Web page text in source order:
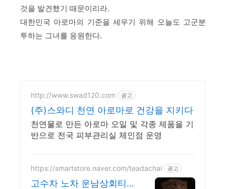
것을 발견했기 때문이리라.
대한민국 아로마의 기준을 세우기 위해 오늘도 고군분
투하는 그녀를 응원한다.
http://www.swad120.com 광고
(주)스와디 천연 아로마로 건강을 지키다
천연물로 만든 아로마 오일 및 각종 제품을 기
반으로 전국 피부관리실 체인점 운영
https://smartstore.naver.com/teadachai 광고
고수차 노차 운남상회티